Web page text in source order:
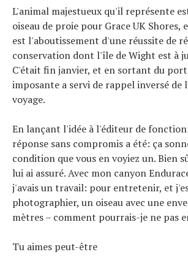
L'animal majestueux qu'il représente
oiseau de proie pour Grace UK Shores,
est l'aboutissement d'une réussite de
conservation dont l'île de Wight est à
C'était fin janvier, et en sortant du
imposante a servi de rappel inversé de
voyage.
En lançant l'idée à l'éditeur de
réponse sans compromis a été: ça
condition que vous en voyiez un. Bien
lui ai assuré. Avec mon canyon
j'avais un travail: pour entretenir, et
photographier, un oiseau avec une
mètres – comment pourrais-je ne pas
Tu aimes peut-être